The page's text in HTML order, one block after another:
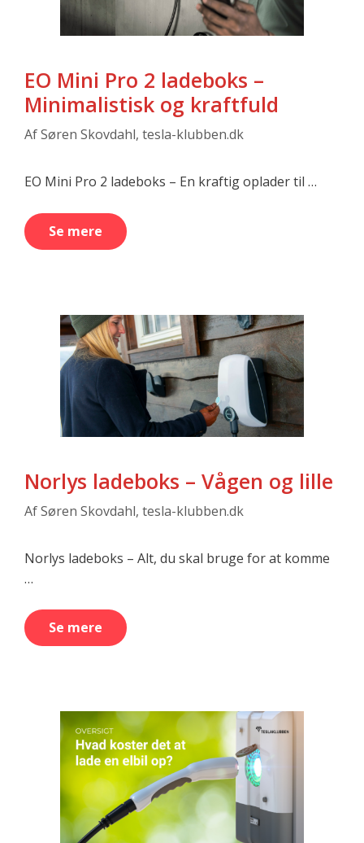
EO Mini Pro 2 ladeboks –
Minimalistisk og kraftfuld
AfSøren Skovdahl, tesla-klubben.dk
EO Mini Pro 2 ladeboks – En kraftig oplader til …
Se mere
Norlys ladeboks – Vågen og lille
AfSøren Skovdahl, tesla-klubben.dk
Norlys ladeboks – Alt, du skal bruge for at komme
…
Se mere